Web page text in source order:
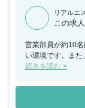
リアルエ
この求
営業部員が約10
い環境です。ま
ながらも、会社と
には大変おすす
ですので、ご家
続きを読む >